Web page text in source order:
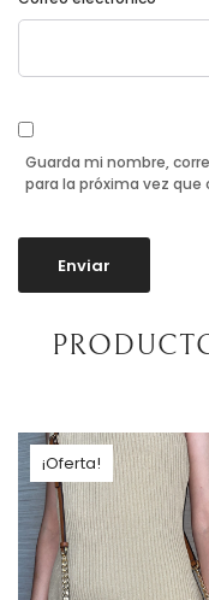
Guarda mi nombre,
para la próxima vez que
¡Oferta!